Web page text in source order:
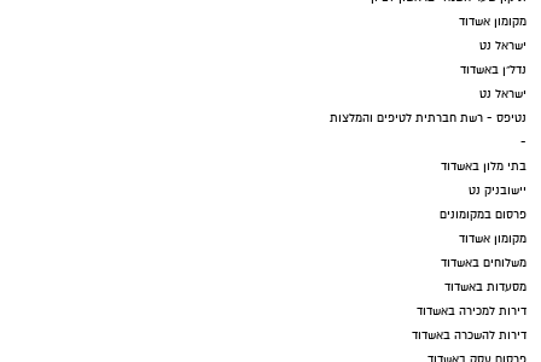
מקומון אשדוד
ישראל נט
נדל"ן באשדוד
ישראל נט
נטיפס - רשת חברתית לטיפים והמלצות
-
בתי מלון באשדוד
יישובניק נט
פרסום במקומונים
מקומון אשדוד
משלוחים באשדוד
מסעדות באשדוד
דירות למכירה באשדוד
דירות להשכרה באשדוד